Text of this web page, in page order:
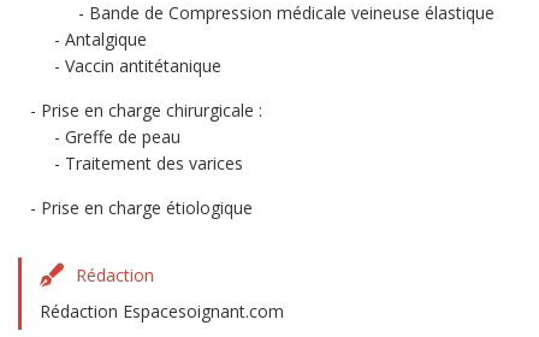
Bande de Compression médicale veineuse élastique
Antalgique
Vaccin antitétanique
Prise en charge chirurgicale :
Greffe de peau
Traitement des varices
Prise en charge étiologique
Rédaction
Rédaction Espacesoignant.com